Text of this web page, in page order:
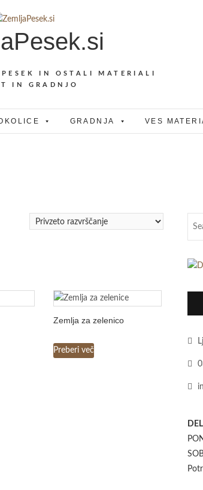
IN OSTALI MATERIALI
IN GRADNJO
GRADNJA VES
Zemlja za zelenico
Preberi več